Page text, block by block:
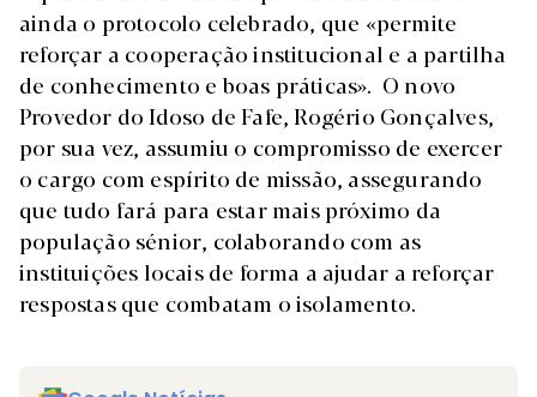
ainda o protocolo celebrado, que «permite
reforçar a cooperação institucional e a partilha
de conhecimento e boas práticas». O novo
Provedor do Idoso de Fafe, Rogério Gonçalves,
por sua vez, assumiu o compromisso de exercer
o cargo com espírito de missão, assegurando
que tudo fará para estar mais próximo da
população sénior, colaborando com as
instituições locais de forma a ajudar a reforçar
respostas que combatam o isolamento.